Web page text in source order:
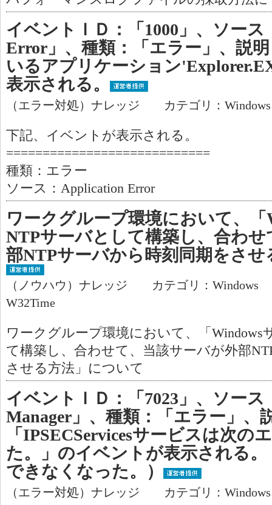
イベントＩＤ：「1000」、ソー
Error」、種類：「エラー」、説
いるアプリケーション
表示される。
（エラー対処）ナレッジ カテゴリ：
下記、イベントが表示される。
============================
種類：エラー
ソース：Application Error
ワークグループ環境において、
NTPサーバとして構築し、合わ
部NTPサーバから時刻同期をさ
（ノウハウ）ナレッジ カテゴリ：Windows
W32Time
ワークグループ環境において、「Windows
て構築し、合わせて、当該サーバが外部
させる方法」について
イベントＩＤ：「7023」、ソース
Manager」、種類：「エラー」、
「IPSECServicesサービスは次の
た。」のイベントが表示される
できなくなった。）
（エラー対処）ナレッジ カテゴリ：